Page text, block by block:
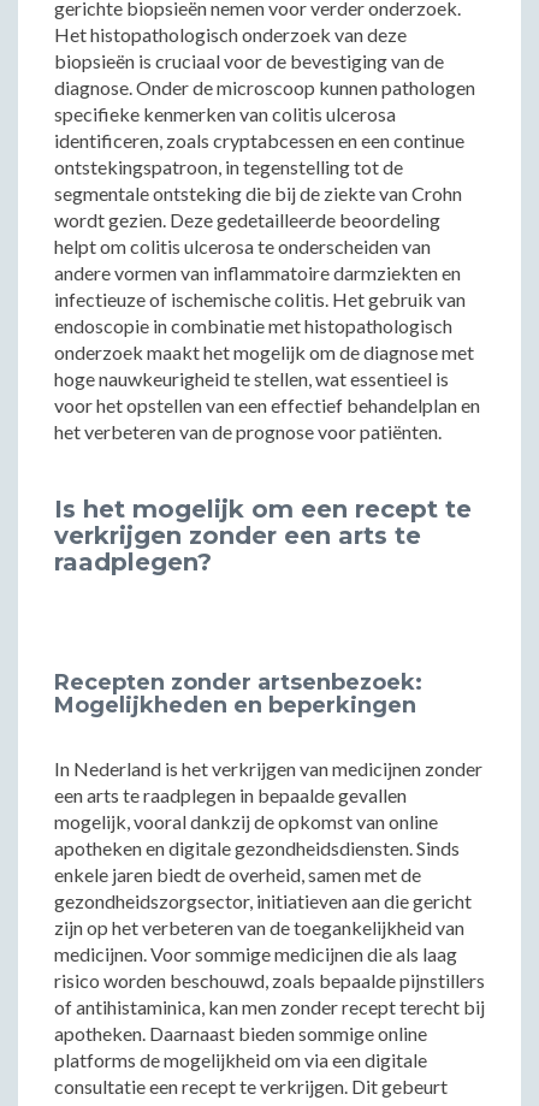
gerichte biopsieën nemen voor verder onderzoek.
Het histopathologisch onderzoek van deze
biopsieën is cruciaal voor de bevestiging van de
diagnose. Onder de microscoop kunnen pathologen
specifieke kenmerken van colitis ulcerosa
identificeren, zoals cryptabcessen en een continue
ontstekingspatroon, in tegenstelling tot de
segmentale ontsteking die bij de ziekte van Crohn
wordt gezien. Deze gedetailleerde beoordeling
helpt om colitis ulcerosa te onderscheiden van
andere vormen van inflammatoire darmziekten en
infectieuze of ischemische colitis. Het gebruik van
endoscopie in combinatie met histopathologisch
onderzoek maakt het mogelijk om de diagnose met
hoge nauwkeurigheid te stellen, wat essentieel is
voor het opstellen van een effectief behandelplan en
het verbeteren van de prognose voor patiënten.
Is het mogelijk om een recept te
verkrijgen zonder een arts te
raadplegen?
Recepten zonder artsenbezoek:
Mogelijkheden en beperkingen
In Nederland is het verkrijgen van medicijnen zonder
een arts te raadplegen in bepaalde gevallen
mogelijk, vooral dankzij de opkomst van online
apotheken en digitale gezondheidsdiensten. Sinds
enkele jaren biedt de overheid, samen met de
gezondheidszorgsector, initiatieven aan die gericht
zijn op het verbeteren van de toegankelijkheid van
medicijnen. Voor sommige medicijnen die als laag
risico worden beschouwd, zoals bepaalde pijnstillers
of antihistaminica, kan men zonder recept terecht bij
apotheken. Daarnaast bieden sommige online
platforms de mogelijkheid om via een digitale
consultatie een recept te verkrijgen. Dit gebeurt